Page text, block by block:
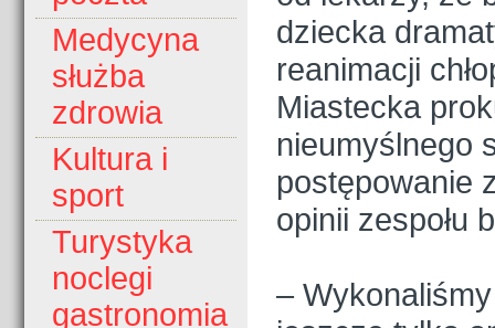
Medycyna
służba
zdrowia
Kultura i
sport
Turystyka
noclegi
gastronomia
dziecka
reanimacji
Miastecka
nieumyślnego
postępowanie
opinii zespołu
–